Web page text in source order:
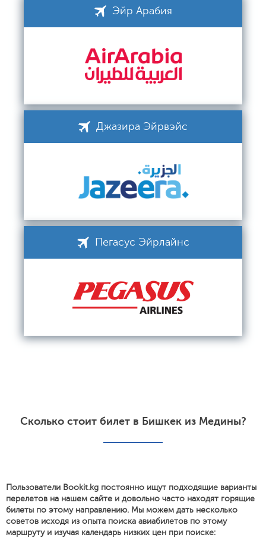
Эйр Арабия
Джазира Эйрвэйс
Пегасус Эйрлайнс
Сколько стоит билет в Бишкек из Медины?
Пользователи Bookit.kg постоянно ищут подходящие варианты
перелетов на нашем сайте и довольно часто находят горящие
билеты по этому направлению. Мы можем дать несколько
советов исходя из опыта поиска авиабилетов по этому
маршруту и изучая календарь низких цен при поиске: